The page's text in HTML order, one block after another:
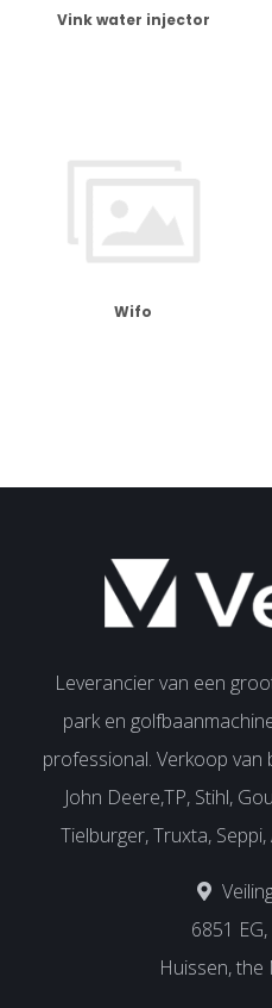
Vink water injector
Wifo
Leverancier van een
park en
professional. Verkoop van
John Deere,TP, Stihl,
Tielburger, Truxta,
6851
Huissen,